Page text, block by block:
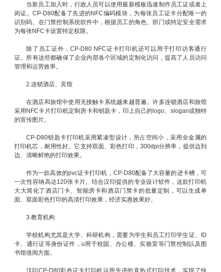
当新员工加入时，行政人员可以使用最新模板迅速制作员工证或者上
岗证。CP-D80配备了先进的NFC编码模块，为每张员工证卡分配唯一的
识别码。在门禁控制系统软件中，根据员工的角色、部门或特定安全需求
为每张NFC卡设置特定权限。
除了员工证外，CP-D80 NFC证卡打印机还可以用于打印访客通行
证。所有这些都确保了企业内部各个区域的定制化访问，提高了人员访问
管理和运营效率。
2.连锁酒店、宾馆
在酒店和旅馆中使用无接触卡系统越来越普遍。许多连锁酒店和旅馆
采用NFC卡片打印机定制房卡和钥匙卡，印上自己的logo、slogan或独特
的宣传图片。
CP-D80钥匙卡打印机采用紧凑型设计，所占空间小，采用全金属的
打印机芯，耐用性好。它支持双面、彩色打印，300dpi分辨率，提供边到
边、清晰鲜艳的打印效果。
作为一款高效的pvc证卡打印机，CP-D80配备了大容量的进卡槽，可
一次性容纳高达120张卡片。结合汉印提供的专业设计软件，这款打印机
大大简化了酒店门卡、智能房卡和酒店门禁卡的批量定制，可以生成单
面、双面彩色打印的高清打印效果，经济实惠效果好。
3.教育机构
学校机构尤其是大学、科研机构，需要为学生和员工打印学生证、ID
卡、通行证等身份证件，u用于校园、办公楼、实验室等门禁控制以及图
书馆借阅方面。
汉印CP-D80彩色证卡打印机运用先进的直热式打印技术，实现了快